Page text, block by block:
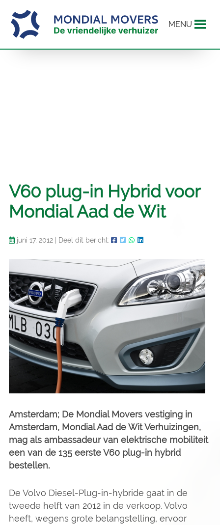
MENU
V60 plug-in Hybrid voor
Mondial Aad de Wit
juni 17, 2012 Deel dit bericht:
Amsterdam; De Mondial Movers vestiging in
Amsterdam, Mondial Aad de Wit Verhuizingen,
mag als ambassadeur van elektrische mobiliteit
een van de 135 eerste V60 plug-in hybrid
bestellen.
De Volvo Diesel-Plug-in-hybride gaat in de
tweede helft van 2012 in de verkoop. Volvo
heeft, wegens grote belangstelling, ervoor